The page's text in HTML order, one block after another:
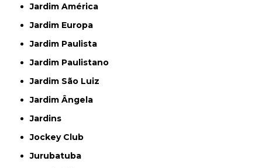
Jardim América
Jardim Europa
Jardim Paulista
Jardim Paulistano
Jardim São Luiz
Jardim Ângela
Jardins
Jockey Club
Jurubatuba